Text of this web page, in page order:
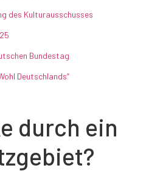
des Kulturausschusses
Bundestag
Deutschlands“
durch ein